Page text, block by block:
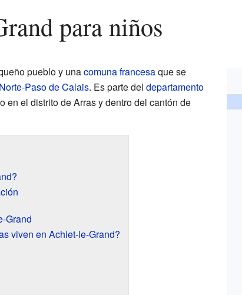
para niños
pueblo y unacomuna francesaque se
Norte-Paso de Calais. Es parte del departamento
en el distrito de Arras y dentro del cantón de
Grand
viven en Achiet-le-Grand?